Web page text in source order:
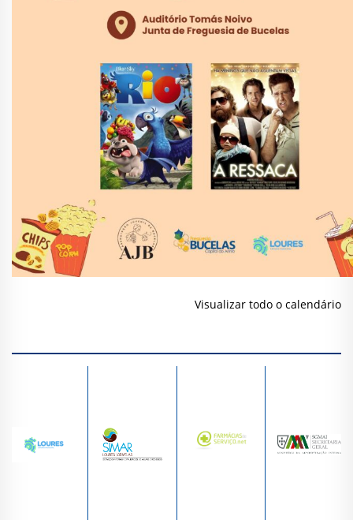
Visualizar todo o calendário